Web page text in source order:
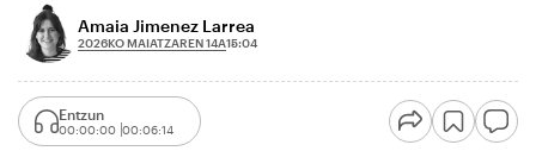
Amaia Jimenez Larrea
2026KO MAIATZAREN 14A15:04
Entzun
00:00:00 00:06:14